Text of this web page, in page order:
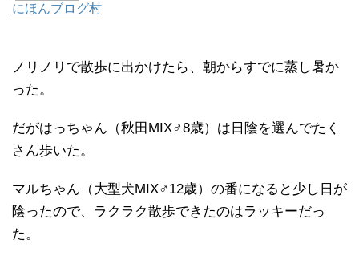
にほんブログ村
ノリノリで散歩に出かけたら、朝からすでに蒸し暑か
った。
だがはっちゃん（秋田MIX♂8歳）は日陰を選んでたく
さん歩いた。
マルちゃん（大型犬MIX♂12歳）の番になると少し日が
陰ったので、ラクラク散歩できたのはラッキーだっ
た。